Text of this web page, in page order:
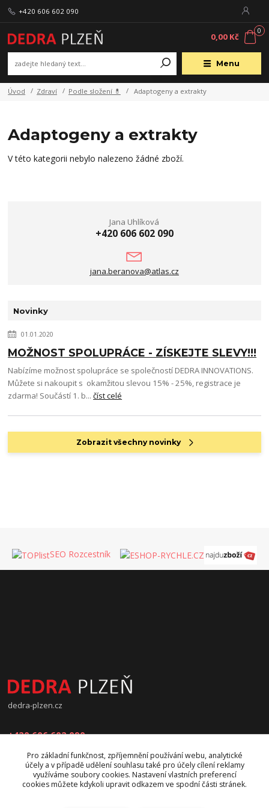
Menu
+420 606 602 090
0
0,00 Kč
Úvod Zdraví Podle složení 💊 Adaptogeny a extrakty
Adaptogeny a extrakty
V této kategorii nebylo nalezeno žádné zboží.
Jana Uhlíková
+420 606 602 090
jana.beranova@atlas.cz
Novinky
01.01.2020
MOŽNOST SPOLUPRÁCE - ZÍSKEJTE SLEVY!!!
Nabízíme možnost spolupráce se společností DEDRA INNOVATIONS.
Můžete si nakoupit s okamžitou slevou 15% - 25%, registrace je
zdarma! Součástí 1. b...číst celé
Zobrazit všechny novinky
SEO Rozcestník
dedra-plzen.cz
+420 606 602 090
jana.beranova@atlas.cz
Pro základní funkčnost, zpříjemnění používání webu, analytické
účely a v případě udělení souhlasu také pro účely cílení reklamy
využíváme soubory cookies. Nastavení vlastních preferencí
cookies můžete kdykoli upravit odkazem ve spodní části stránek.